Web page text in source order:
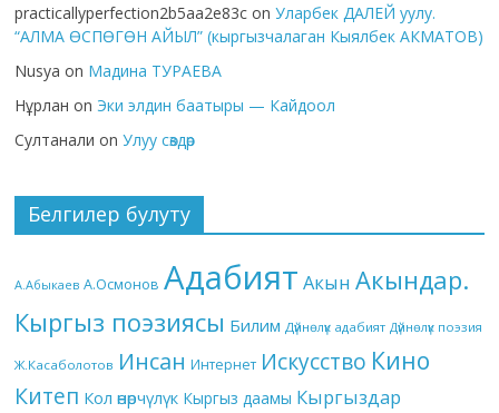
practicallyperfection2b5aa2e83c onУларбек ДАЛЕЙ уулу.
“АЛМА ӨСПӨГӨН АЙЫЛ” (кыргызчалаган Кыялбек АКМАТОВ)
Nusya on Мадина ТУРАЕВА
Нұрлан on Эки элдин баатыры — Кайдоол
Султанали onУлуу сөздөр
Белгилер булуту
А.Абыкаев А.Осмонов Адабият Акын Акындар.
Кыргыз поэзиясы Билим Дүйнөлүк адабият Дүйнөлүк поэзия
Ж.Касаболотов Инсан Интернет Искусство Кино
Китеп Кол өнөрчүлүк Кыргыз даамы Кыргыздар